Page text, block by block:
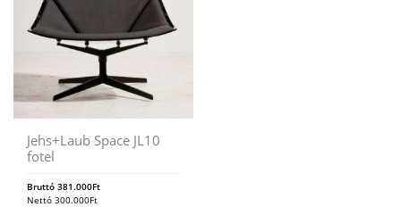
Jehs+Laub Space JL10
fotel
Bruttó 381.000Ft
Nettó 300.000Ft